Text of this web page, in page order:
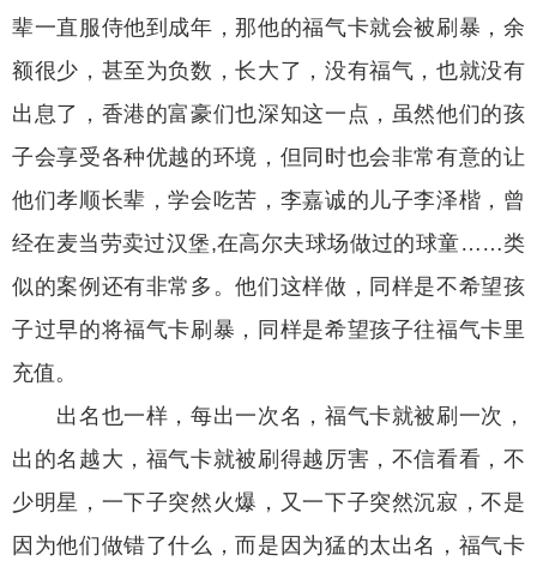
辈一直服侍他到成年，那他的福气卡就会被刷暴，余
额很少，甚至为负数，长大了，没有福气，也就没有
出息了，香港的富豪们也深知这一点，虽然他们的孩
子会享受各种优越的环境，但同时也会非常有意的让
他们孝顺长辈，学会吃苦，李嘉诚的儿子李泽楷，曾
经在麦当劳卖过汉堡,在高尔夫球场做过的球童……类
似的案例还有非常多。他们这样做，同样是不希望孩
子过早的将福气卡刷暴，同样是希望孩子往福气卡里
充值。
出名也一样，每出一次名，福气卡就被刷一次，
出的名越大，福气卡就被刷得越厉害，不信看看，不
少明星，一下子突然火爆，又一下子突然沉寂，不是
因为他们做错了什么，而是因为猛的太出名，福气卡